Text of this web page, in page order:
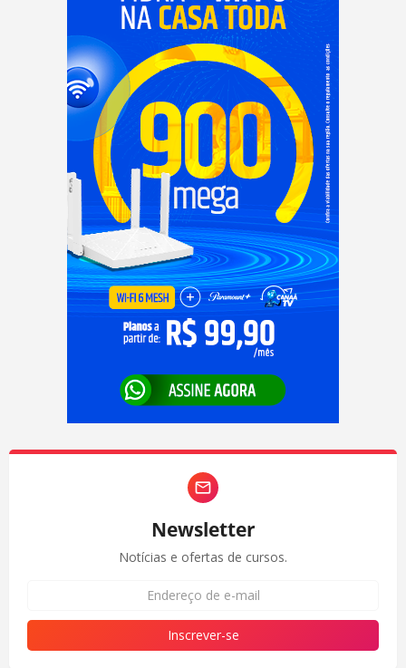
Newsletter
Notícias e ofertas de cursos.